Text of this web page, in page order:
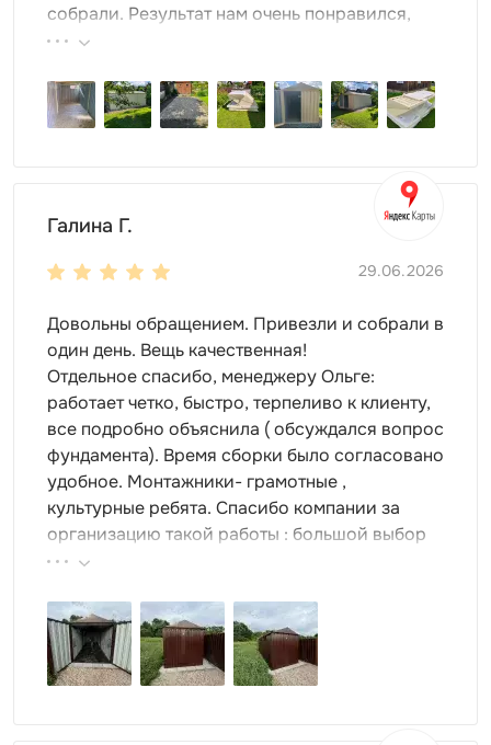
собрали. Результат нам очень понравился,
поэтому всем советуем эту фирму.
Галина Г.
29.06.2026
Довольны обращением. Привезли и собрали в
один день. Вещь качественная!
Отдельное спасибо, менеджеру Ольге:
работает четко, быстро, терпеливо к клиенту,
все подробно объяснила ( обсуждался вопрос
фундамента). Время сборки было согласовано
удобное. Монтажники- грамотные ,
культурные ребята. Спасибо компании за
организацию такой работы : большой выбор
продукции, реальные цены.